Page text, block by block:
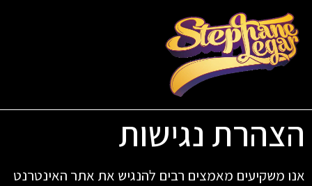
הצהרת נגישות
אנו משקיעים מאמצים רבים להנגיש את אתר האינטרנט